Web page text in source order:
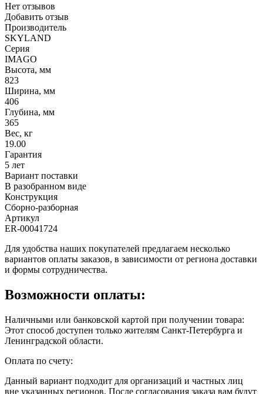
Нет отзывов
Добавить отзыв
Производитель
SKYLAND
Серия
IMAGO
Высота, мм
823
Ширина, мм
406
Глубина, мм
365
Вес, кг
19.00
Гарантия
5 лет
Вариант поставки
В разобранном виде
Конструкция
Сборно-разборная
Артикул
ER-00041724
Для удобства наших покупателей предлагаем несколько
вариантов оплаты заказов, в зависимости от региона доставки
и формы сотрудничества.
Возможности оплаты:
Наличными или банковской картой при получении товара:
Этот способ доступен только жителям Санкт-Петербурга и
Ленинградской области.
Оплата по счету:
Данный вариант подходит для организаций и частных лиц
вне указанных регионов. После согласования заказа вам будут